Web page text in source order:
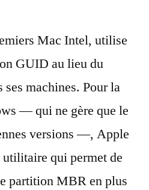
Mac Intel, utilise
GUID au lieu du
machines. Pour la
— qui ne gère que le
versions —, Apple
qui permet de
partition MBR en plus